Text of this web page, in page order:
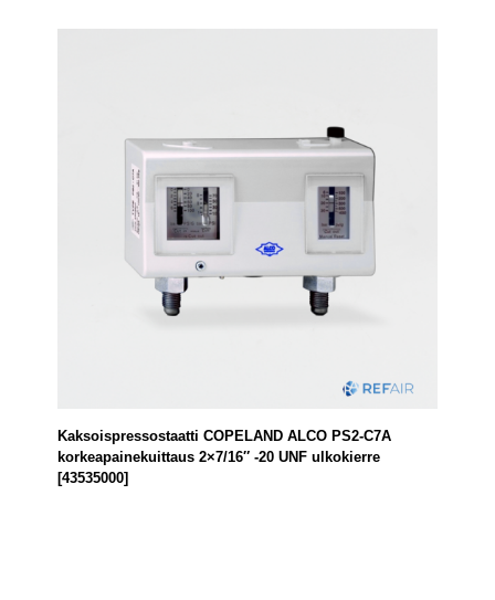
Kaksoispressostaatti COPELAND ALCO PS2-C7A
korkeapainekuittaus 2×7/16″ -20 UNF ulkokierre
[43535000]